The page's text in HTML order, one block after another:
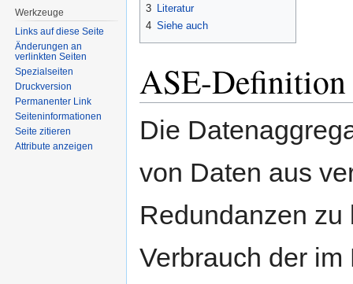
3 Literatur
4 Siehe auch
ASE-
Die
von Daten aus
Redundanzen
Verbrauch der
Werkzeuge
Links auf diese Seite
Änderungen an
verlinkten Seiten
Spezialseiten
Druckversion
Permanenter Link
Seiten­informationen
Seite zitieren
Attribute anzeigen